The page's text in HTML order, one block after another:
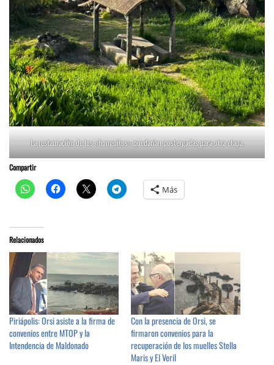
La restauración de los «honguitos» quedarían postergadas para otra etapa.
Compartir
Más
Relacionados
Piriápolis: Orsi asiste a la firma de
convenios entre MTOP y la
Intendencia de Maldonado
Con la presencia de Orsi, se
firmaron convenios para la
recuperación de los muelles Stella
Maris y El Veril